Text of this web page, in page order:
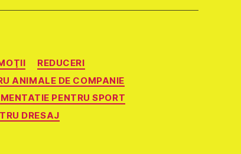
REDUCERI
ANIMALE DE COMPANIE
PENTRU SPORT
DRESAJ